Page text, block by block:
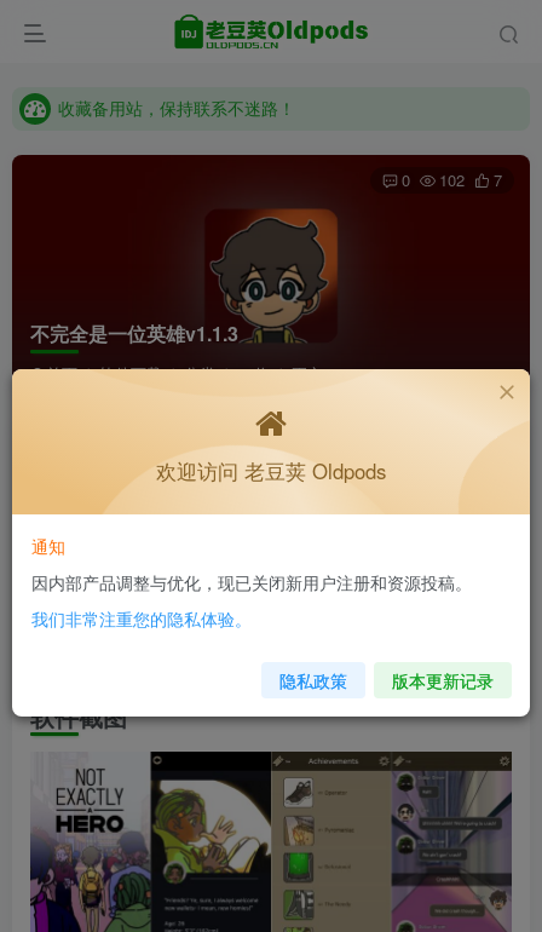
收藏备用站，保持联系不迷路！
收藏备用站，保持联系不迷路！
老豆荚 Oldpods版本：v10.3.0 泡芙
不完全是一位英雄v1.1.3
首页 软件下载 分类 64位 正文
0 102 7
2个月前更新
私信
软件信息
兼容版本：安卓7.1+
软件截图
欢迎访问 老豆荚 Oldpods
通知
因内部产品调整与优化，现已关闭新用户注册和资源投稿。
我们非常注重您的隐私体验。
隐私政策 版本更新记录